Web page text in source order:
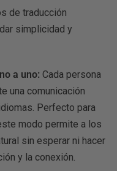
de traducción
simplicidad y
a uno: Cada persona
una comunicación
Perfecto para
modo permite a los
sin esperar ni hacer
y la conexión.